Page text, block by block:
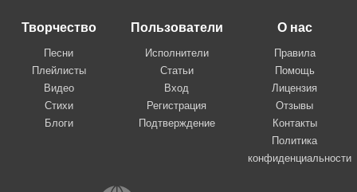
Творчество
Песни
Плейлисты
Видео
Стихи
Блоги
Пользователи
Исполнители
Статьи
Вход
Регистрация
Подтверждение
О нас
Правила
Помощь
Лицензия
Отзывы
Контакты
Политика
конфиденциальности